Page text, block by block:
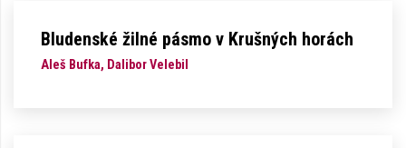
Bludenské žilné pásmo v Krušných horách
Aleš Bufka, Dalibor Velebil